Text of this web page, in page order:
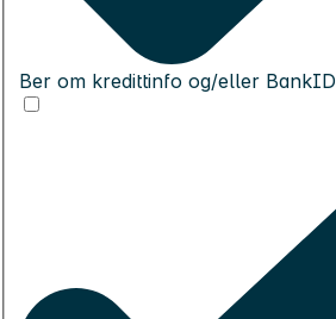
Ber om kredittinfo og/eller BankID